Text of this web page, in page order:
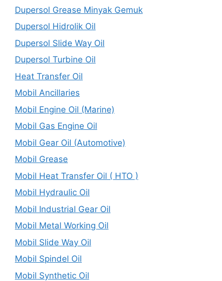
Dupersol Grease Minyak Gemuk
Dupersol Hidrolik Oil
Dupersol Slide Way Oil
Dupersol Turbine Oil
Heat Transfer Oil
Mobil Ancillaries
Mobil Engine Oil (Marine)
Mobil Gas Engine Oil
Mobil Gear Oil (Automotive)
Mobil Grease
Mobil Heat Transfer Oil ( HTO )
Mobil Hydraulic Oil
Mobil Industrial Gear Oil
Mobil Metal Working Oil
Mobil Slide Way Oil
Mobil Spindel Oil
Mobil Synthetic Oil